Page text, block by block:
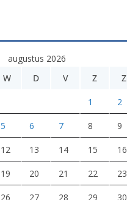
augustus 2026
W D V Z Z
1 2
5 6 7 8 9
12 13 14 15 16
19 20 21 22 23
26 27 28 29 30